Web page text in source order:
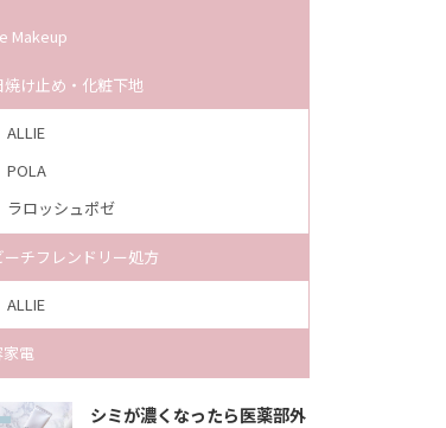
Makeup
焼け止め・化粧下地
ALLIE
POLA
ラロッシュポゼ
ーチフレンドリー処方
ALLIE
家電
シミが濃くなったら医薬部外